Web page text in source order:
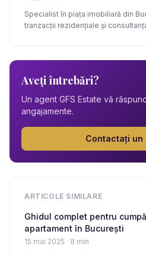
Specialist în piața imobiliară din
tranzacții rezidențiale și
Aveți întrebări?
Un agent GFS Estate vă
angajamente.
Contactați un
ARTICOLE SIMILARE
Ghidul complet pentru
apartament în București
15 mai 2025 · 8 min